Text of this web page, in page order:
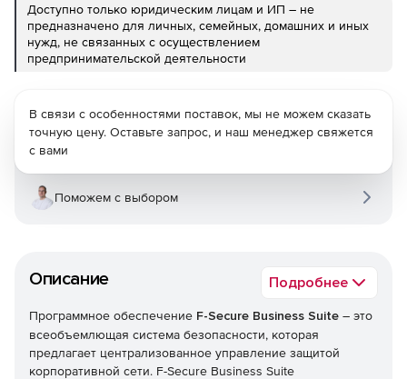
Доступно только юридическим лицам и ИП – не
предназначено для личных, семейных, домашних и иных
нужд, не связанных с осуществлением
предпринимательской деятельности
Описание Подробнее
Программное обеспечение F-Secure Business Suite – это
всеобъемлющая система безопасности, которая
предлагает централизованное управление защитой
корпоративной сети. F-Secure Business Suite
В связи с особенностями поставок, мы не можем сказать
точную цену. Оставьте запрос, и наш менеджер свяжется
с вами
Поможем с выбором